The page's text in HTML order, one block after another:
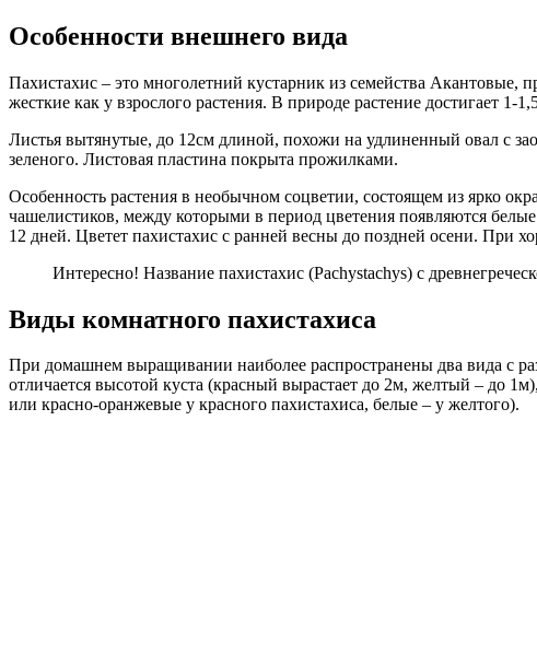
Особенности внешнего вида
Пахистахис – это многолетний кустарник из семейства Акантовые,
жесткие как у взрослого растения. В природе растение достигает
Листья вытянутые, до 12см длиной, похожи на удлиненный овал с
зеленого. Листовая пластина покрыта прожилками.
Особенность растения в необычном соцветии, состоящем из ярко
чашелистиков, между которыми в период цветения появляются
12 дней. Цветет пахистахис с ранней весны до поздней осени. При
Интересно! Название пахистахис (Pachystachys) с
Виды комнатного пахистахиса
При домашнем выращивании наиболее распространены два вида с
отличается высотой куста (красный вырастает до 2м, желтый – до
или красно-оранжевые у красного пахистахиса, белые – у желтого).